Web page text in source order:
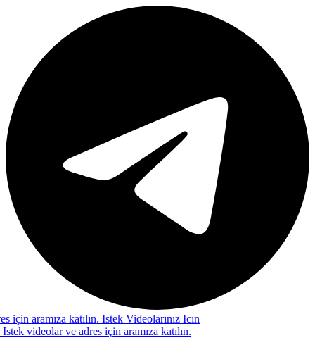
videolar ve adres için aramıza katılın. Istek Videolarınız Icın
Katılın•Istek videolar ve adres için aramıza katılın.